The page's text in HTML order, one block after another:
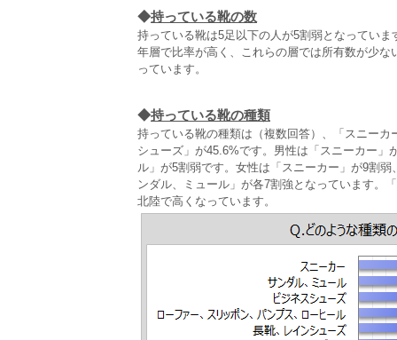
◆持っている靴の数
持っている靴は5足以下の人が5割弱となってい
年層で比率が高く、これらの層では所有数が少
っています。
◆持っている靴の種類
持っている靴の種類は（複数回答）、「スニー
シューズ」が45.6%です。男性は「スニーカー
ル」が5割弱です。女性は「スニーカー」が9割
ンダル、ミュール」が各7割強となっています。
北陸で高くなっています。